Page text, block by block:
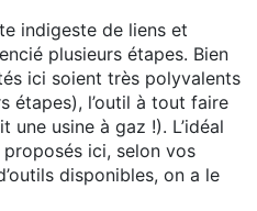
indigeste de liens et
plusieurs étapes. Bien
ici soient très polyvalents
étapes), l’outil à tout faire
une usine à gaz !). L’idéal
ici, selon vos
disponibles, on a le